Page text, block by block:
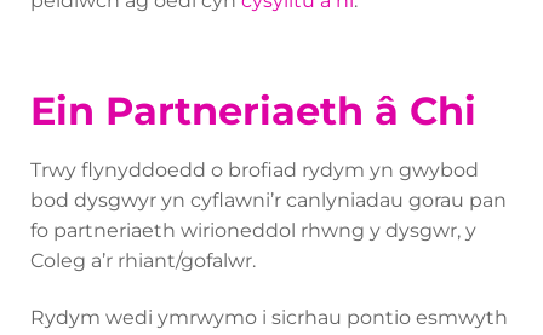
Ein Partneriaeth â Chi
Trwy flynyddoedd o brofiad rydym yn gwybod
bod dysgwyr yn cyflawni’r canlyniadau gorau pan
fo partneriaeth wirioneddol rhwng y dysgwr, y
Coleg a’r rhiant/gofalwr.
Rydym wedi ymrwymo i sicrhau pontio esmwyth